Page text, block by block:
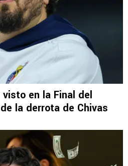
en la Final del
la derrota de Chivas